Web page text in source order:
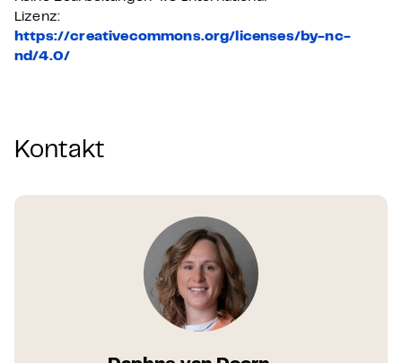
Lizenz:
https://creativecommons.org/licenses/by-nc-
nd/4.0/
Kontakt